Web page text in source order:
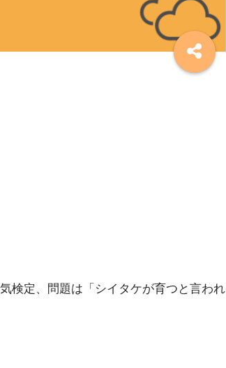
検定、問題は「シイタケが育つと言われ